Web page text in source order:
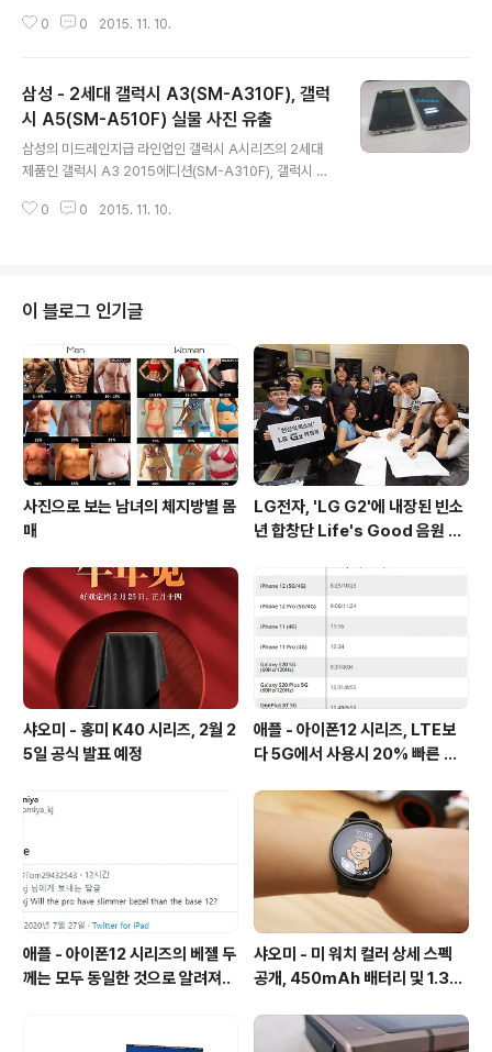
배포할 예정입니다. 'InFocus M812'는 인도 및 대만에서
한과 도즈기능등이 포함된채 다음과 같은 내용이 추가될
예정입니다. 1. 앱 권한(특정 앱이 스마트폰 하드웨어에 접
근할 수 있는 허락 범위)을 사용자가 직접 지정할 수 있는
것이 특징입니다. 이를 통해 특정 앱이 하드웨어의 특정 기
능에 접근하는 것을 막을 수 있어 불필요한 권한 조정 및 보
안 강화에 도움이 줄 수 있습니다. 2. 크롬 웹 브라우저에 ..
0 0 2015. 11. 10.
삼성 - 2세대 갤럭시 A3(SM-A310F), 갤럭
시 A5(SM-A510F) 실물 사진 유출
삼성의 미드레인지급 라인업인 갤럭시 A시리즈의 2세대
제품인 갤럭시 A3 2015에디션(SM-A310F), 갤럭시 A
유출된 사진을 통해 하단 스피커 그릴, 카메라 및 LED 위치
지문인식을 통한 삼성페이를 사용할 수 있을 것으로 알려
졌으며, 갤럭시 A8과 같이 마그네틱 보안 전송(MST) 시
스템이 지원되지 않는 반쪽자리 삼성페이가 아닌 NFC, M
ST 모두 지원할 것으로 추정되고 있습니다. 갤럭시 A3(S
M-A310) 스펙 4.7인치 HD(1280 * 720) 디스플레이
1.5G..
0 0 2015. 11. 10.
이 블로그 인기글
사진으로 보는 남녀의 체지방별 몸
매
LG전자, 'LG G2'에 내장된 빈소
년 합창단 Life's Good 음원 공
샤오미 - 홍미 K40 시리즈, 2월 2
5일 공식 발표 예정
애플 - 아이폰12 시리즈, LTE보
다 5G에서 사용시 20% 빠른 배
애플 - 아이폰12 시리즈의 베젤 두
께는 모두 동일한 것으로 알려져..
샤오미 - 미 워치 컬러 상세 스펙
공개, 450mAh 배터리 및 1.39